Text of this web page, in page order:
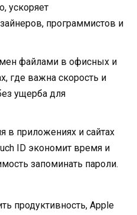
ускоряет
программистов и
файлами в офисных и
где важна скорость и
ущерба для
в приложениях и сайтах
ID экономит время и
запоминать пароли.
продуктивность, Apple